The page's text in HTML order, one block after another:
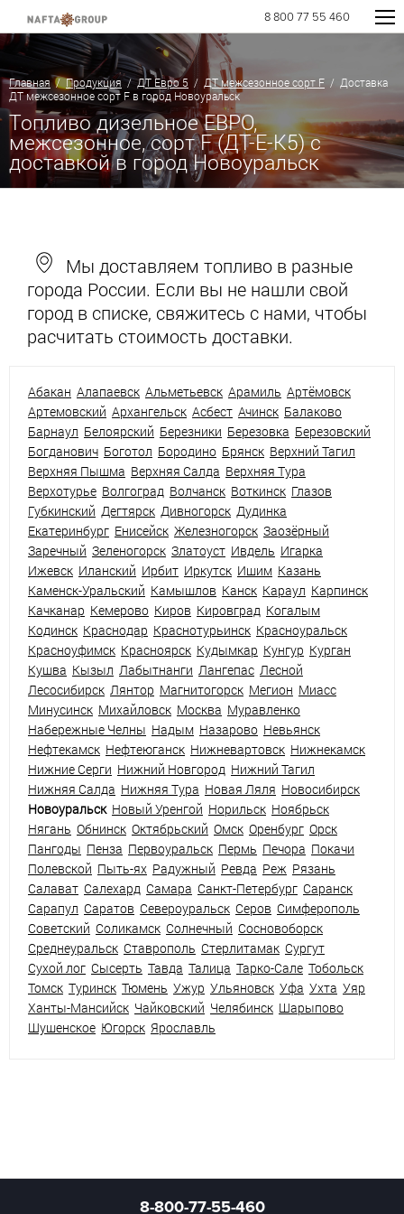
8 800 77 55 460
Главная/Продукция/ДТ Евро 5 / ДТ межсезонное сорт F / Доставка
ДТ межсезонное сорт F в город Новоуральск
Топливо дизельное ЕВРО,
межсезонное, сорт F (ДТ-Е-К5) с
доставкой в город Новоуральск
Мы доставляем топливо в разные
города России. Если вы не нашли свой
город в списке, свяжитесь с нами, чтобы
расчитать стоимость доставки.
Абакан Алапаевск Альметьевск Арамиль Артёмовск
Артемовский Архангельск Асбест Ачинск Балаково
Барнаул Белоярский Березники Березовка Березовский
Богданович Боготол Бородино Брянск Верхний Тагил
Верхняя Пышма Верхняя Салда Верхняя Тура
Верхотурье Волгоград Волчанск Воткинск Глазов
Губкинский Дегтярск Дивногорск Дудинка
Екатеринбург Енисейск Железногорск Заозёрный
Заречный Зеленогорск Златоуст Ивдель Игарка
Ижевск Иланский Ирбит Иркутск Ишим Казань
Каменск-Уральский Камышлов Канск Караул Карпинск
Качканар Кемерово Киров Кировград Когалым
Кодинск Краснодар Краснотурьинск Красноуральск
Красноуфимск Красноярск Кудымкар Кунгур Курган
Кушва Кызыл Лабытнанги Лангепас Лесной
Лесосибирск Лянтор Магнитогорск Мегион Миасс
Минусинск Михайловск Москва Муравленко
Набережные Челны Надым Назарово Невьянск
Нефтекамск Нефтеюганск Нижневартовск Нижнекамск
Нижние Серги Нижний Новгород Нижний Тагил
Нижняя Салда Нижняя Тура Новая Ляля Новосибирск
Новоуральск Новый Уренгой Норильск Ноябрьск
Нягань Обнинск Октябрьский Омск Оренбург Орск
Пангоды Пенза Первоуральск Пермь Печора Покачи
Полевской Пыть-ях Радужный Ревда Реж Рязань
Салават Салехард Самара Санкт-Петербург Саранск
Сарапул Саратов Североуральск Серов Симферополь
Советский Соликамск Солнечный Сосновоборск
Среднеуральск Ставрополь Стерлитамак Сургут
Сухой лог Сысерть Тавда Талица Тарко-Сале Тобольск
Томск Туринск Тюмень Ужур Ульяновск Уфа Ухта Уяр
Ханты-Мансийск Чайковский Челябинск Шарыпово
Шушенское Югорск Ярославль
8-800-77-55-460